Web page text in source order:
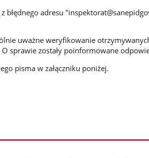
błędnego adresu
uważne weryfikowanie
sprawie zostały poinformowane
pisma w załączniku poniżej.